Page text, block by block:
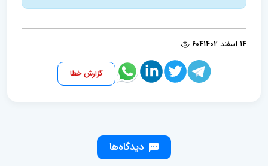
14 اسفند 1402 604
گزارش خطا
دیدگاه‌ها